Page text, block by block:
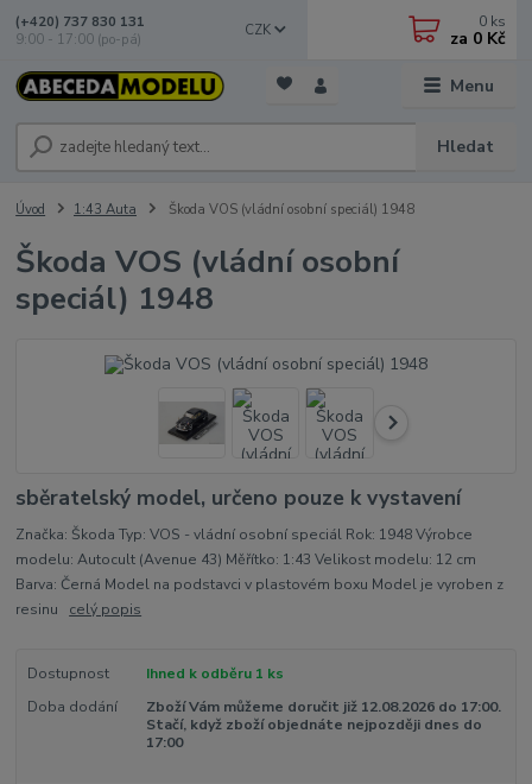
Menu
CZK
Hledat
(+420) 737 830 131
9:00 - 17:00 (po-pá)
0 ks
za 0 Kč
Úvod 1:43 Auta Škoda VOS (vládní osobní speciál) 1948
Škoda VOS (vládní osobní
speciál) 1948
sběratelský model, určeno pouze k vystavení
Značka: Škoda Typ: VOS - vládní osobní speciál Rok: 1948 Výrobce
modelu: Autocult (Avenue 43) Měřítko: 1:43 Velikost modelu: 12 cm
Barva: Černá Model na podstavci v plastovém boxu Model je vyroben z
resinu celý popis
Dostupnost
Ihned k odběru 1 ks
Doba dodání
Zboží Vám můžeme doručit již 12.08.2026 do 17:00.
Stačí, když zboží objednáte nejpozději dnes do
17:00